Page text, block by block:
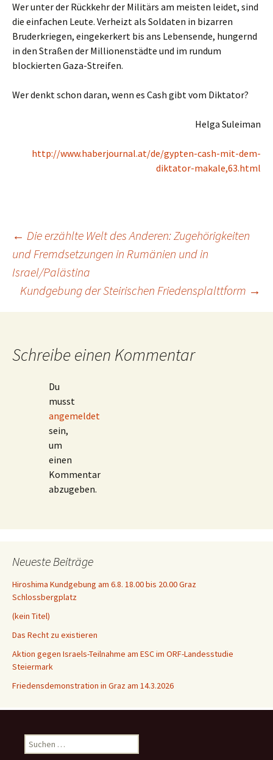
Wer unter der Rückkehr der Militärs am meisten leidet, sind
die einfachen Leute. Verheizt als Soldaten in bizarren
Bruderkriegen, eingekerkert bis ans Lebensende, hungernd
in den Straßen der Millionenstädte und im rundum
blockierten Gaza-Streifen.
Wer denkt schon daran, wenn es Cash gibt vom Diktator?
Helga Suleiman
http://www.haberjournal.at/de/gypten-cash-mit-dem-
diktator-makale,63.html
Beitragsnavigation
← Die erzählte Welt des Anderen: Zugehörigkeiten
und Fremdsetzungen in Rumänien und in
Israel/Palästina
Kundgebung der Steirischen Friedensplalttform →
Schreibe einen Kommentar
Du
musst
angemeldet
sein,
um
einen
Kommentar
abzugeben.
Neueste Beiträge
Hiroshima Kundgebung am 6.8. 18.00 bis 20.00 Graz
Schlossbergplatz
(kein Titel)
Das Recht zu existieren
Aktion gegen Israels-Teilnahme am ESC im ORF-Landesstudie
Steiermark
Friedensdemonstration in Graz am 14.3.2026
Suchen
nach: